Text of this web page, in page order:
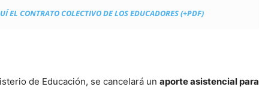
EL CONTRATO COLECTIVO DE LOS EDUCADORES (+PDF)
de Educación, se cancelará un aporte asistencial para